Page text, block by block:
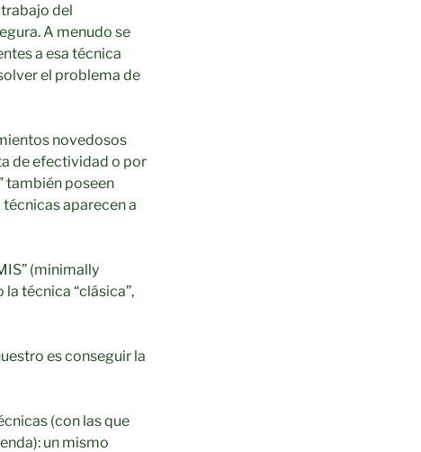
del
A menudo se
a esa técnica
el problema de
novedosos
de efectividad o por
también poseen
aparecen a
(minimally
técnica “clásica”,
es conseguir la
(con las que
un mismo